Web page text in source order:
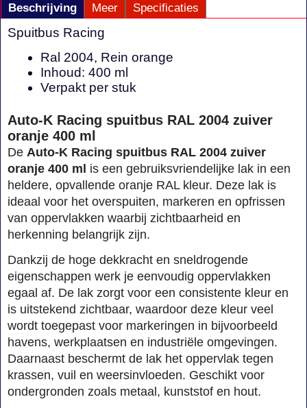
Beschrijving Meer Specificaties
Spuitbus Racing
Ral 2004, Rein orange
Inhoud: 400 ml
Verpakt per stuk
Auto-K Racing spuitbus RAL 2004 zuiver
oranje 400 ml
De Auto-K Racing spuitbus RAL 2004 zuiver
oranje 400 ml is een gebruiksvriendelijke lak in een
heldere, opvallende oranje RAL kleur. Deze lak is
ideaal voor het overspuiten, markeren en opfrissen
van oppervlakken waarbij zichtbaarheid en
herkenning belangrijk zijn.
Dankzij de hoge dekkracht en sneldrogende
eigenschappen werk je eenvoudig oppervlakken
egaal af. De lak zorgt voor een consistente kleur en
is uitstekend zichtbaar, waardoor deze kleur veel
wordt toegepast voor markeringen in bijvoorbeeld
havens, werkplaatsen en industriële omgevingen.
Daarnaast beschermt de lak het oppervlak tegen
krassen, vuil en weersinvloeden. Geschikt voor
ondergronden zoals metaal, kunststof en hout.